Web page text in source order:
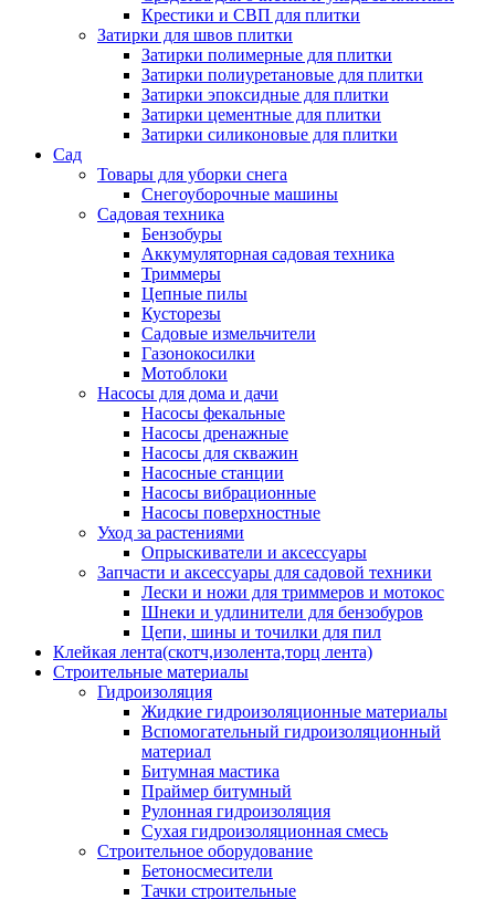
Крестики и СВП для плитки
Затирки для швов плитки
Затирки полимерные для плитки
Затирки полиуретановые для плитки
Затирки эпоксидные для плитки
Затирки цементные для плитки
Затирки силиконовые для плитки
Сад
Товары для уборки снега
Снегоуборочные машины
Садовая техника
Бензобуры
Аккумуляторная садовая техника
Триммеры
Цепные пилы
Кусторезы
Садовые измельчители
Газонокосилки
Мотоблоки
Насосы для дома и дачи
Насосы фекальные
Насосы дренажные
Насосы для скважин
Насосные станции
Насосы вибрационные
Насосы поверхностные
Уход за растениями
Опрыскиватели и аксессуары
Запчасти и аксессуары для садовой техники
Лески и ножи для триммеров и мотокос
Шнеки и удлинители для бензобуров
Цепи, шины и точилки для пил
Клейкая лента(скотч,изолента,торц лента)
Строительные материалы
Гидроизоляция
Жидкие гидроизоляционные материалы
Вспомогательный гидроизоляционный
материал
Битумная мастика
Праймер битумный
Рулонная гидроизоляция
Сухая гидроизоляционная смесь
Строительное оборудование
Бетоносмесители
Тачки строительные